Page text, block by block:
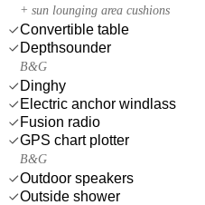
+ sun lounging area cushions
Convertible table
Depthsounder
B&G
Dinghy
Electric anchor windlass
Fusion radio
GPS chart plotter
B&G
Outdoor speakers
Outside shower